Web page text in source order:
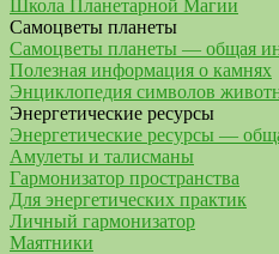
Школа Планетарной Магии
Самоцветы планеты
Самоцветы планеты — общая
Полезная информация о камнях
Энциклопедия символов
Энергетические ресурсы
Энергетические ресурсы —
Амулеты и талисманы
Гармонизатор пространства
Для энергетических практик
Личный гармонизатор
Маятники